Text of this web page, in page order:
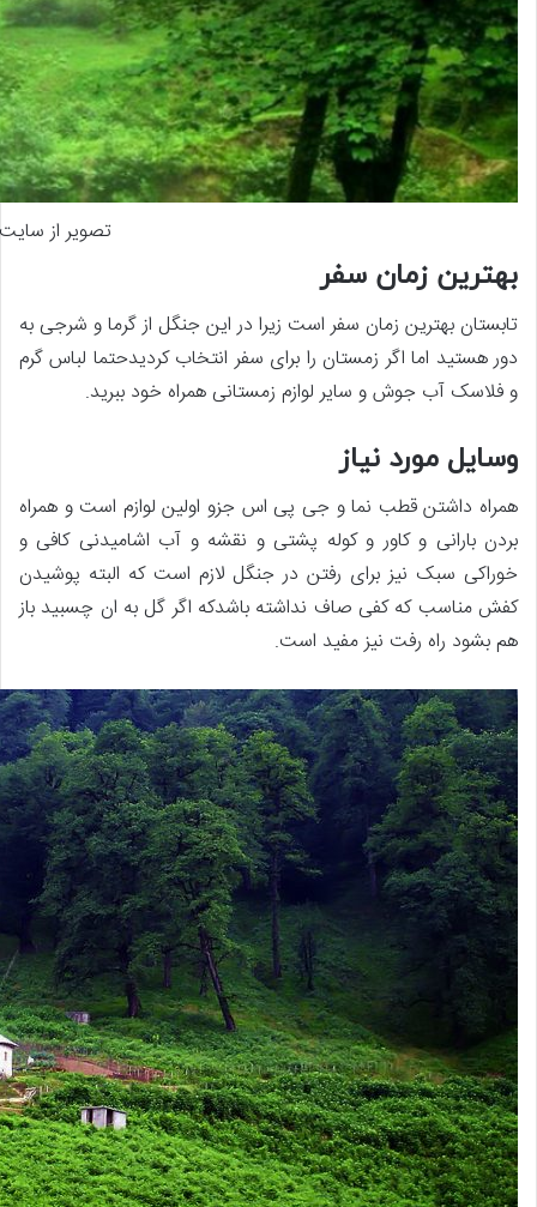
تصویر از
بهترین زمان سفر
تابستان بهترین زمان سفر است زیرا در این جنگل از گرما و شرجی به
دور هستید اما اگر زمستان را برای سفر انتخاب کردیدحتما لباس گرم
و فلاسک آب جوش و سایر لوازم زمستانی همراه خود ببرید.
وسایل مورد نیاز
همراه داشتن قطب نما و جی پی اس جزو اولین لوازم است و همراه
بردن بارانی و کاور و کوله پشتی و نقشه و آب اشامیدنی کافی و
خوراکی سبک نیز برای رفتن در جنگل لازم است که البته پوشیدن
کفش مناسب که کفی صاف نداشته باشدکه اگر گل به ان چسبید باز
هم بشود راه رفت نیز مفید است.